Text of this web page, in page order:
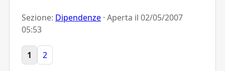
Sezione: Dipendenze · Aperta il 02/05/2007
05:53
1 2